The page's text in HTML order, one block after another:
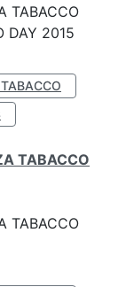
TABACCO
DAY 2015
TABACCO
TABACCO